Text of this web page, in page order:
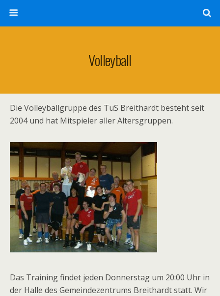
Volleyball
Die Volleyballgruppe des TuS Breithardt besteht seit
2004 und hat Mitspieler aller Altersgruppen.
Das Training findet jeden Donnerstag um 20:00 Uhr in
der Halle des Gemeindezentrums Breithardt statt. Wir